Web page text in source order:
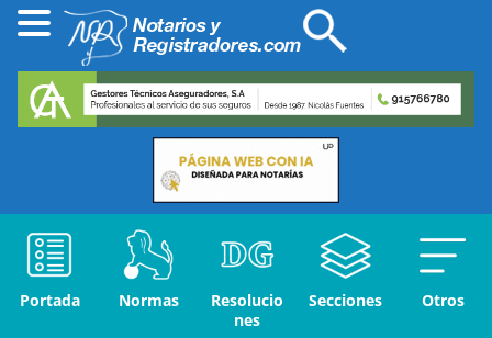
Portada Normas
Resolucio
nes
Secciones Otros